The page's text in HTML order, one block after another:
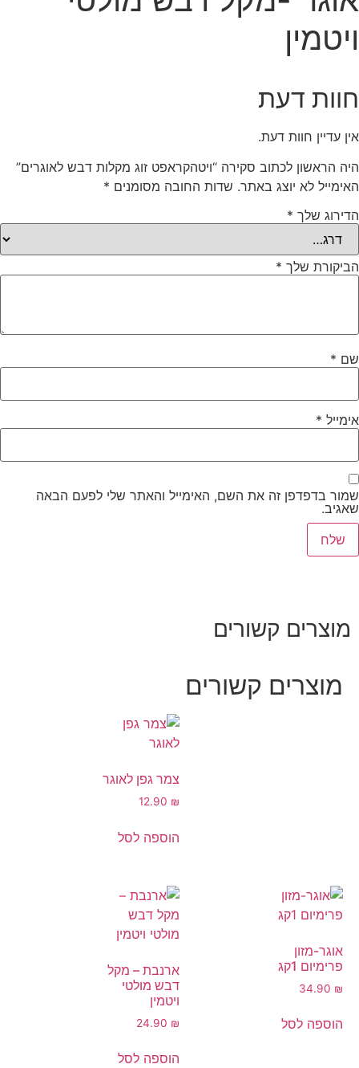
ויטמין
חוות דעת
אין עדיין חוות דעת.
היה הראשון לכתוב סקירה “ויטהקראפט זוג מקלות דבש לאוגרים”
האימייל לא יוצג באתר. שדות החובה מסומנים *
הדירוג שלך *
הביקורת שלך *
שם *
אימייל *
שמור בדפדפן זה את השם, האימייל והאתר שלי לפעם הבאה
שאגיב.
מוצרים קשורים
מוצרים קשורים
צמר גפן לאוגר
12.90 ₪
הוספה לסל
אוגר-מזון
פרימיום 1קג
34.90 ₪
הוספה לסל
ארנבת – מקל
דבש מולטי
ויטמין
24.90 ₪
הוספה לסל